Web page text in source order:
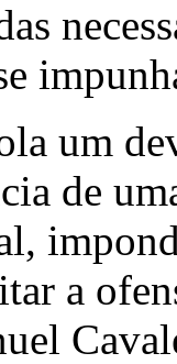
um
de
a